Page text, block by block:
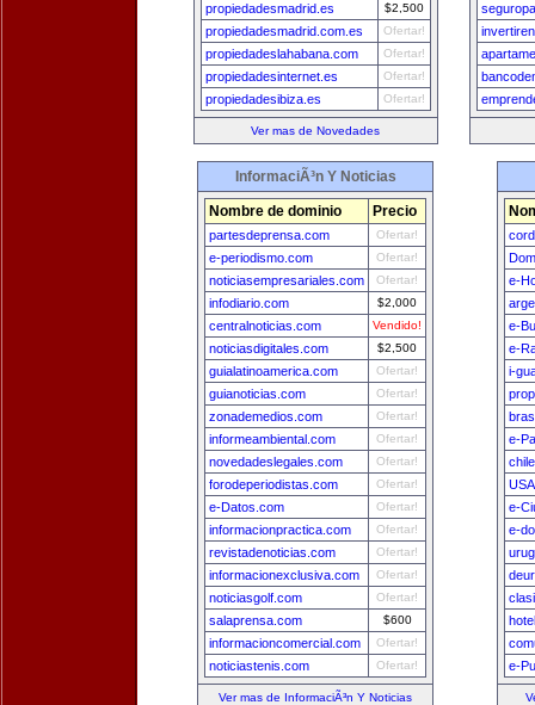
propiedadesmadrid.es $2,500
propiedadesmadrid.com.es Ofertar!
propiedadeslahabana.com Ofertar!
propiedadesinternet.es Ofertar!
propiedadesibiza.es Ofertar!
Ver mas de Novedades
InformaciÃ³n Y Noticias
Nombre de dominio Precio
partesdeprensa.com Ofertar!
e-periodismo.com Ofertar!
noticiasempresariales.com Ofertar!
infodiario.com $2,000
centralnoticias.com Vendido!
noticiasdigitales.com $2,500
guialatinoamerica.com Ofertar!
guianoticias.com Ofertar!
zonademedios.com Ofertar!
informeambiental.com Ofertar!
novedadeslegales.com Ofertar!
forodeperiodistas.com Ofertar!
e-Datos.com Ofertar!
informacionpractica.com Ofertar!
revistadenoticias.com Ofertar!
informacionexclusiva.com Ofertar!
noticiasgolf.com Ofertar!
salaprensa.com $600
informacioncomercial.com Ofertar!
noticiastenis.com Ofertar!
Ver mas de InformaciÃ³n Y Noticias
e-
e-
e-
i-
e-
e-
e-
e-